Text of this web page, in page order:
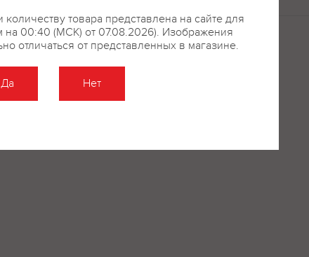
товара представлена на сайте для
на 00:40 (МСК) от 07.08.2026). Изображения
отличаться от представленных в магазине.
Да Нет